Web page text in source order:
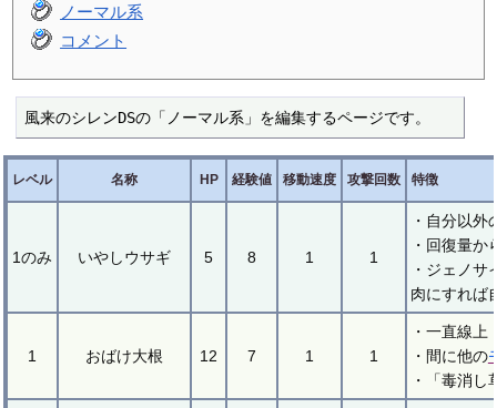
ノーマル系
コメント
風来のシレンDSの「ノーマル系」を編集するページです。
レベル 名称 HP 経験値 移動速度 攻撃回数 特徴
1のみ いやしウサギ 5 8 1 1
・自分以外
・回復量
・ジェノ
肉にすれば
1 おばけ大根 12 7 1 1
・一直線
・間に他の
・「毒消